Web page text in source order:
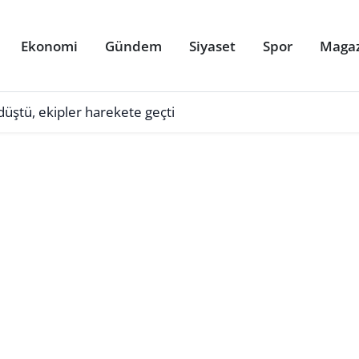
Ekonomi Gündem Siyaset Spor
ekipler harekete geçti